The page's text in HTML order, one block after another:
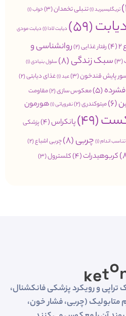
تریگلیسیرید(1) تنبلی تخمدان(3) خواب(1)
(59) دیابت لادا(1) دیابت مودی
(4) رفتار غذایی(2) روانشناسی و
(3) سبک زندگی(8) سلول بنیادی(1)
پایش قندخون(3) عید(1) غذای دیابتی(2)
(5) معکوس سازی(2) مقاومت
(6) میتوکندری(2) نفروپاتی(1) هورمون
(49) پانکراس(4)
پزشکی
اندام(1) چربی(8) چربی اشباع(2)
کربوهیدرات(4) کلسترول(3)
تراپی و رویکرد پزشکی فانکشنال،
(چربی، فشار خون،